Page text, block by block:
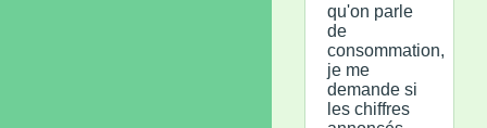
qu'on parle
de
consommation,
je me
demande si
les chiffres